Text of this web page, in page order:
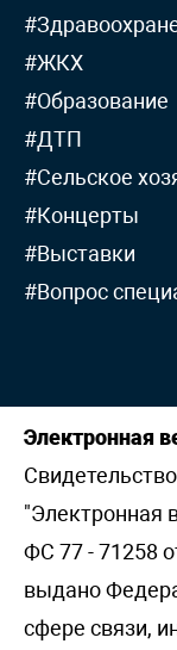
#ЖКХ
#Образование
#ДТП
#Сельское
#Концерты
#Выставки
#Вопрос
Электронная
"Электронная
ФС 77 - 71258
выдано
сфере связи,